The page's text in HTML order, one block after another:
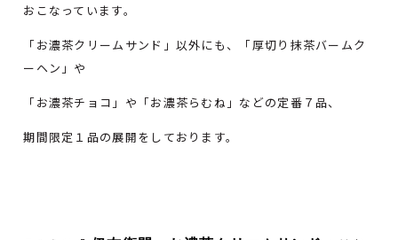
おこなっています。
「お濃茶クリームサンド」以外にも、「厚切り抹茶バームク
ーヘン」や
「お濃茶チョコ」や「お濃茶らむね」などの定番７品、
期間限定１品の展開をしております。